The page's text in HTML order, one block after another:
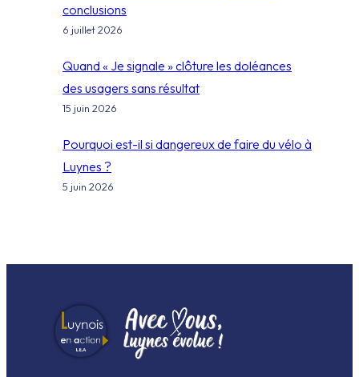
conclusions
6 juillet 2026
Quand « Je signale » clôture les doléances
des usagers sans résultat
15 juin 2026
Pourquoi est-il si dangereux de faire du vélo à
Luynes ?
5 juin 2026